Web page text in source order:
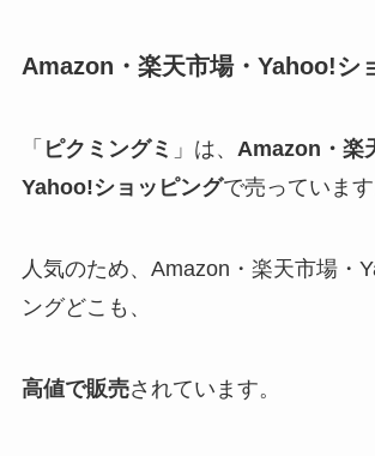
Amazon・楽天市場・Yahoo!シ
「 ピクミングミ 」は、 Amazon・楽
Yahoo!ショッピングで売っています
人気のため、Amazon・楽天市場・
ングどこも、
高値で販売されています。